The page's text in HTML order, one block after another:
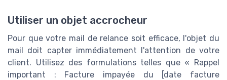
Utiliser un objet accrocheur
Pour que votre mail de relance soit efficace, l'objet du
mail doit capter immédiatement l'attention de votre
client. Utilisez des formulations telles que « Rappel
important : Facture impayée du [date facture